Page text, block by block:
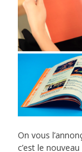
On vous
c’est le